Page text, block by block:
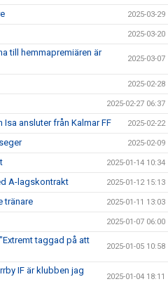
2025-03-29
2025-03-20
till hemmapremiären är
2025-03-07
2025-02-28
2025-02-27 06:37
ansluter från Kalmar FF 2025-02-22
2025-02-09
2025-01-14 10:34
A-lagskontrakt 2025-01-12 15:13
tränare 2025-01-11 13:03
2025-01-07 06:00
taggad på att
2025-01-05 10:58
IF är klubben jag
2025-01-04 18:11